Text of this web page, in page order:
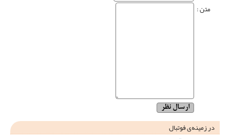
متن :
در زمینه‌ی فوتبال